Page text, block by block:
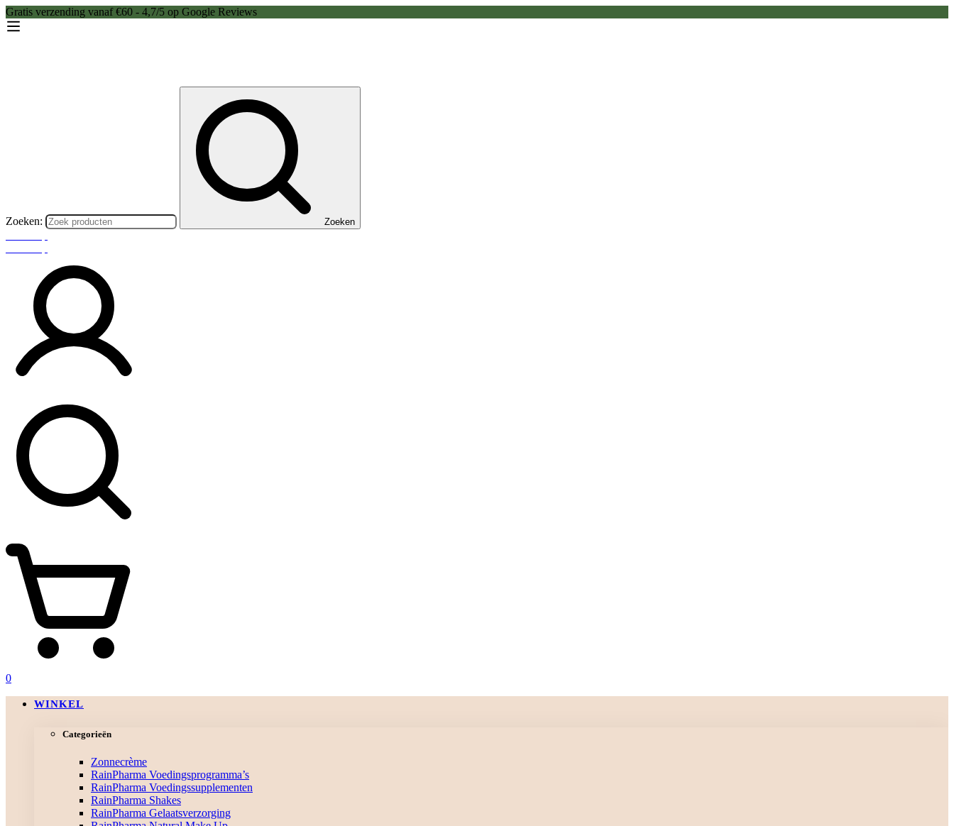
Gratis verzending vanaf €60 - 4,7/5 op Google Reviews
Zoeken: Zoeken
0
WINKEL
Categorieën
Zonnecrème
RainPharma Voedingsprogramma’s
RainPharma Voedingssupplementen
RainPharma Shakes
RainPharma Gelaatsverzorging